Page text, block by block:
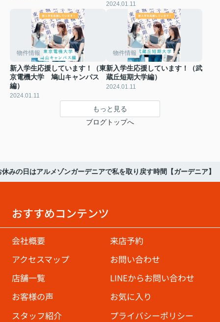
2024.01.11
物件情報
新入学生応援しています！（東
京電機大学 鳩山キャンパス
編）
2024.01.11
物件情報
新入学生応援しています！（武
蔵丘短期大学編）
2024.01.11
もっと見る
ブログトップへ
休みの日はアルメゾンガーデニアで私を取り戻す時間【ガーデニア】
おすすめコンテンツ
会社概要
来店予約
アクセスマップ
お問い合わせ
店舗一覧
LINEからお問い合わせ
お客様の声
お気に入り
スタッフ紹介
プライバシーポリシー